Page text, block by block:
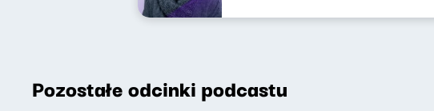
Pozostałe odcinki podcastu